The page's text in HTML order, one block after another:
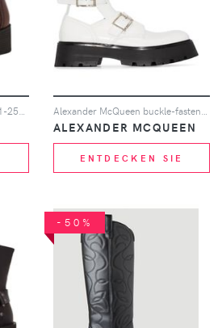
ALEXANDER MCQUEEN
ENTDECKEN SIE
-50%